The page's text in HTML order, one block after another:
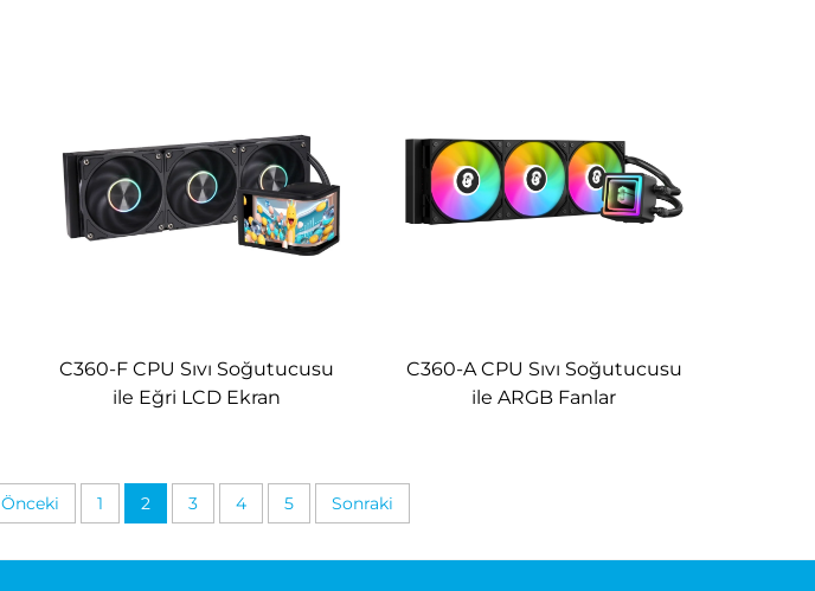
C360-F CPU Sıvı Soğutucusu
ile Eğri LCD Ekran
C360-A CPU Sıvı Soğutucusu
ile ARGB Fanlar
Önceki 1 2 3 4 5 Sonraki